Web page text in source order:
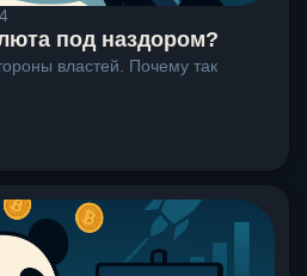
под наздором?
властей. Почему так